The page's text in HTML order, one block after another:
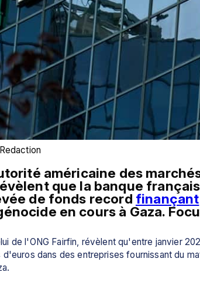
Redaction
américaine des
que la banque
de fonds record finançant
en cours à Gaza.
d'euros dans des entreprises fournissant du